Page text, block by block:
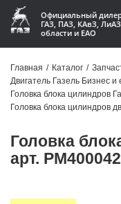
Официальный
ГАЗ, ПАЗ, КАвЗ,
области и ЕАО
Акции
Контакты
Главная / Каталог /
Двигатель Газель Бизнес и
Головка блока цилиндров
Головка блока цилиндров
Головка
арт.